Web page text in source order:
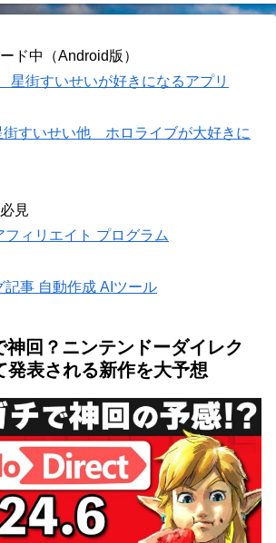
ド中（Android版）
街すいせいが好きになるアプリ
すいせい他 ホロライブが大好きに
見
ィリエイト プログラム
事 自動作成 AIツール
神回？ニンテンドーダイレク
発表される新作を大予想